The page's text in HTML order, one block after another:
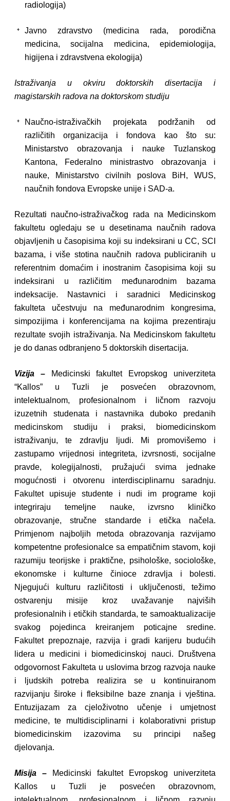
radiologija)
Javno zdravstvo (medicina rada, porodična
medicina, socijalna medicina, epidemiologija,
higijena i zdravstvena ekologija)
Istraživanja u okviru doktorskih disertacija i
magistarskih radova na doktorskom studiju
Naučno-istraživačkih projekata podržanih od
različitih organizacija i fondova kao što su:
Ministarstvo obrazovanja i nauke Tuzlanskog
Kantona, Federalno ministrastvo obrazovanja i
nauke, Ministarstvo civilnih poslova BiH, WUS,
naučnih fondova Evropske unije i SAD-a.
Rezultati naučno-istraživačkog rada na Medicinskom
fakultetu ogledaju se u desetinama naučnih radova
objavljenih u časopisima koji su indeksirani u CC, SCI
bazama, i više stotina naučnih radova publiciranih u
referentnim domaćim i inostranim časopisima koji su
indeksirani u različitim međunarodnim bazama
indeksacije. Nastavnici i saradnici Medicinskog
fakulteta učestvuju na međunarodnim kongresima,
simpozijima i konferencijama na kojima prezentiraju
rezultate svojih istraživanja. Na Medicinskom fakultetu
je do danas odbranjeno 5 doktorskih disertacija.
Vizija –
Medicinski fakultet Evropskog univerziteta
“Kallos” u Tuzli je posvećen obrazovnom,
intelektualnom, profesionalnom i ličnom razvoju
izuzetnih studenata i nastavnika duboko predanih
medicinskom studiju i praksi, biomedicinskom
istraživanju, te zdravlju ljudi. Mi promovišemo i
zastupamo vrijednosi integriteta, izvrsnosti, socijalne
pravde, kolegijalnosti, pružajući svima jednake
mogućnosti i otvorenu interdisciplinarnu saradnju.
Fakultet upisuje studente i nudi im programe koji
integriraju temeljne nauke, izvrsno kliničko
obrazovanje, stručne standarde i etička načela.
Primjenom najboljih metoda obrazovanja razvijamo
kompetentne profesionalce sa empatičnim stavom, koji
razumiju teorijske i praktične, psihološke, sociološke,
ekonomske i kulturne činioce zdravlja i bolesti.
Njegujući kulturu različitosti i uključenosti, težimo
ostvarenju misije kroz uvažavanje najviših
profesionalnih i etičkih standarda, te samoaktualizacije
svakog pojedinca kreiranjem poticajne sredine.
Fakultet prepoznaje, razvija i gradi karijeru budućih
lidera u medicini i biomedicinskoj nauci. Društvena
odgovornost Fakulteta u uslovima brzog razvoja nauke
i ljudskih potreba realizira se u kontinuiranom
razvijanju široke i fleksibilne baze znanja i vještina.
Entuzijazam za cjeloživotno učenje i umjetnost
medicine, te multidisciplinarni i kolaborativni pristup
biomedicinskim izazovima su principi našeg
djelovanja.
Misija –
Medicinski fakultet Evropskog univerziteta
Kallos u Tuzli je posvećen obrazovnom,